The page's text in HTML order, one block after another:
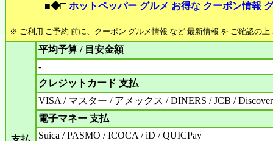
■◆□ ホットペッパー グルメ お得な クーポン情報
※ ご利用 ご予約 前に、クーポン グルメ情報 など 最新情報 を ご確認の上
平均予算 / 目安金額
-
クレジットカード 支払
VISA / マスター / アメックス / DINERS / JCB /
電子マネー 支払
Suica / PASMO / ICOCA / iD / QUICPay